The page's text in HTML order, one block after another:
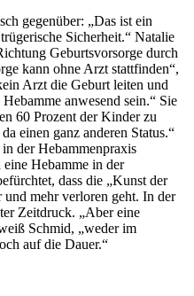
gegenüber: „Das ist ein
Sicherheit.“ Natalie
Geburtsvorsorge durch
kann ohne Arzt stattfinden“,
Arzt die Geburt leiten und
anwesend sein.“ Sie
60 Prozent der Kinder zu
einen ganz anderen Status.“
der Hebammenpraxis
Hebamme in der
dass die „Kunst der
mehr verloren geht. In der
Zeitdruck. „Aber eine
Schmid, „weder im
auf die Dauer.“